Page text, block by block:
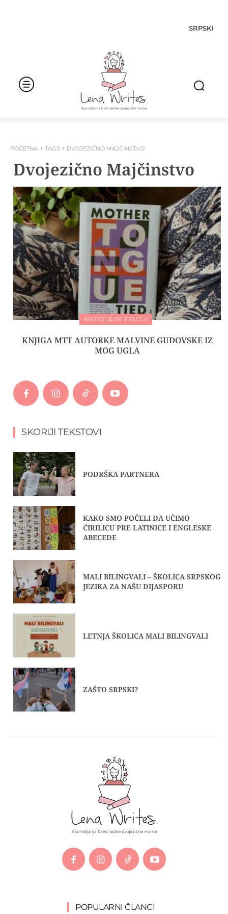
SRPSKI
POČETNA TAGS DVOJEZIČNO MAJČINSTVO
Dvojezično Majčinstvo
KNJIGE & INTERVJUI
KNJIGA MTT AUTORKE MALVINE GUDOVSKE IZ
MOG UGLA
SKORIJI TEKSTOVI
PODRŠKA PARTNERA
KAKO SMO POČELI DA UČIMO
ĆIRILICU PRE LATINICE I ENGLESKE
ABECEDE
MALI BILINGVALI – ŠKOLICA SRPSKOG
JEZIKA ZA NAŠU DIJASPORU
LETNJA ŠKOLICA MALI BILINGVALI
ZAŠTO SRPSKI?
POPULARNI ČLANCI